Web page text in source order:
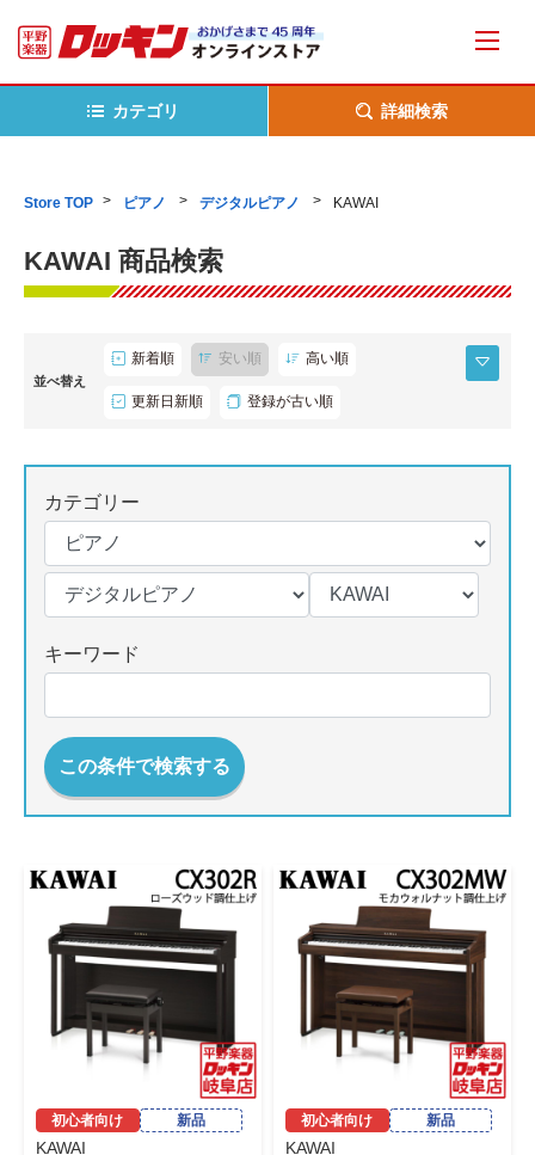
カテゴリ 詳細検索
Store TOP ピアノ デジタルピアノ KAWAI
KAWAI 商品検索
並べ替え
新着順 安い順 高い順
更新日新順 登録が古い順
カテゴリー
キーワード
この条件で検索する
初心者向け 新品
KAWAI
初心者向け 新品
KAWAI